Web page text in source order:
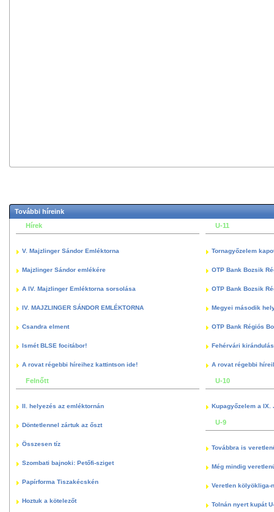
További híreink
Hírek
V. Majzlinger Sándor Emléktorna
Majzlinger Sándor emlékére
A IV. Majzlinger Emléktorna sorsolása
IV. MAJZLINGER SÁNDOR EMLÉKTORNA
Csandra elment
Ismét BLSE focitábor!
A rovat régebbi híreihez kattintson ide!
Felnőtt
II. helyezés az emléktornán
Döntetlennel zártuk az őszt
Összesen tíz
Szombati bajnoki: Petőfi-sziget
Papírforma Tiszakécskén
Hoztuk a kötelezőt
U-11
Tornagyőzelem
OTP Bank Bozsik
OTP Bank Bozsik
Megyei második
OTP Bank Régiós
Fehérvári kirándulás
A rovat régebbi
U-10
Kupagyőzelem a
U-9
Továbbra is
Még mindig
Veretlen kölyökliga-
Tolnán nyert kupát